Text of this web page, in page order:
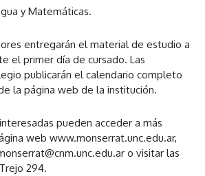
y Matemáticas.
entregarán el material de estudio a
el primer día de cursado. Las
publicarán el calendario completo
la página web de la institución.
pueden acceder a más
web www.monserrat.unc.edu.ar,
o visitar las
294.